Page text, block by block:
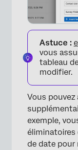
Astuce :
vous
tableau
modifier.
Vous
exemple,
éliminatoires
de date pour